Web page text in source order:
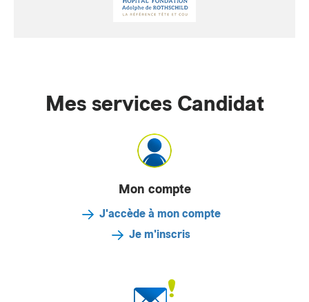
Mes services Candidat
Mon compte
J'accède à mon compte
Je m'inscris